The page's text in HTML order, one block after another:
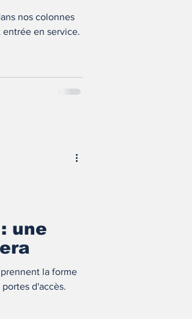
nos colonnes
entrée en service.
une
la forme
d'accès.